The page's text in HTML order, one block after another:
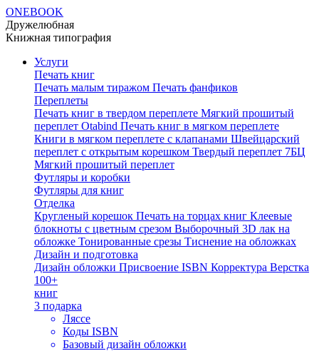
ONEBOOK
Дружелюбная
Книжная типография
Услуги
Печать книг
Печать малым тиражом Печать фанфиков
Переплеты
Печать книг в твердом переплете Мягкий прошитый
переплет Otabind Печать книг в мягком переплете
Книги в мягком переплете с клапанами Швейцарский
переплет с открытым корешком Твердый переплет 7БЦ
Мягкий прошитый переплет
Футляры и коробки
Футляры для книг
Отделка
Кругленый корешок Печать на торцах книг Клеевые
блокноты с цветным срезом Выборочный 3D лак на
обложке Тонированные срезы Тиснение на обложках
Дизайн и подготовка
Дизайн обложки Присвоение ISBN Корректура Верстка
100+
книг
3 подарка
Ляссе
Коды ISBN
Базовый дизайн обложки